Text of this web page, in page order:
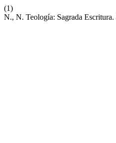
(1)
N., N. Teología: Sagrada Escritura.